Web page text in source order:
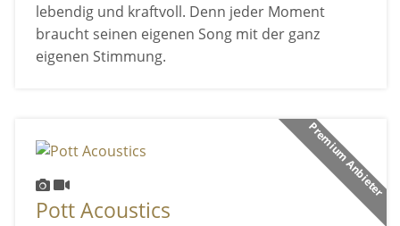
lebendig und kraftvoll. Denn jeder Moment
braucht seinen eigenen Song mit der ganz
eigenen Stimmung.
Premium Anbieter
Pott Acoustics